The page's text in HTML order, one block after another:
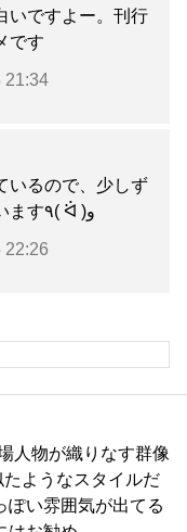
いですよー。刊行
です
21:34
いるので、少しず
つ読んでいこうと思います٩( ᐛ )و
22:26
人物が織りなす群像
ようなスタイルだ
ぽい雰囲気が出てる